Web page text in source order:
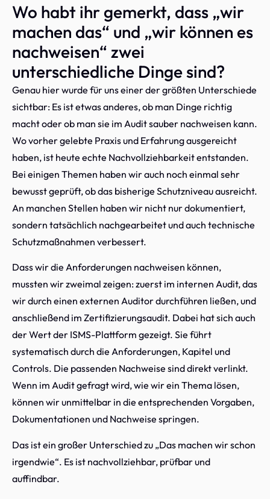
Wo habt ihr gemerkt, dass „wir
machen das“ und „wir können es
nachweisen“ zwei
unterschiedliche Dinge sind?
Genau hier wurde für uns einer der größten Unterschiede
sichtbar: Es ist etwas anderes, ob man Dinge richtig
macht oder ob man sie im Audit sauber nachweisen kann.
Wo vorher gelebte Praxis und Erfahrung ausgereicht
haben, ist heute echte Nachvollziehbarkeit entstanden.
Bei einigen Themen haben wir auch noch einmal sehr
bewusst geprüft, ob das bisherige Schutzniveau ausreicht.
An manchen Stellen haben wir nicht nur dokumentiert,
sondern tatsächlich nachgearbeitet und auch technische
Schutzmaßnahmen verbessert.
Dass wir die Anforderungen nachweisen können,
mussten wir zweimal zeigen: zuerst im internen Audit, das
wir durch einen externen Auditor durchführen ließen, und
anschließend im Zertifizierungsaudit. Dabei hat sich auch
der Wert der ISMS-Plattform gezeigt. Sie führt
systematisch durch die Anforderungen, Kapitel und
Controls. Die passenden Nachweise sind direkt verlinkt.
Wenn im Audit gefragt wird, wie wir ein Thema lösen,
können wir unmittelbar in die entsprechenden Vorgaben,
Dokumentationen und Nachweise springen.
Das ist ein großer Unterschied zu „Das machen wir schon
irgendwie“. Es ist nachvollziehbar, prüfbar und
auffindbar.